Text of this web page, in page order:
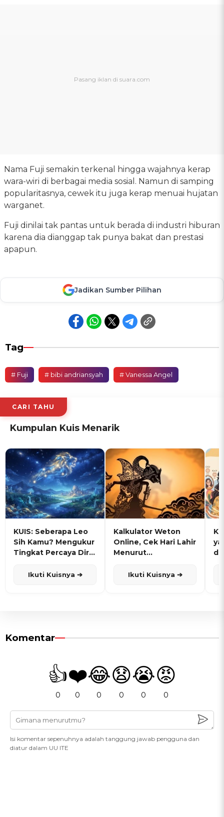
Nama Fuji semakin terkenal hingga wajahnya kerap
wara-wiri di berbagai media sosial. Namun di samping
popularitasnya, cewek itu juga kerap menuai hujatan
warganet.
Fuji dinilai tak pantas untuk berada di industri hiburan
karena dia dianggap tak punya bakat dan prestasi
apapun.
Jadikan Sumber Pilihan
Tag
# Fuji # bibi andriansyah # Vanessa Angel
CARI TAHU
Kumpulan Kuis Menarik
KUIS: Seberapa Leo
Sih Kamu? Mengukur
Tingkat Percaya Diri
Ikuti Kuisnya ➔
Kalkulator Weton
Online, Cek Hari Lahir
Menurut
Ikuti Kuisnya ➔
Komentar
👍
0
❤️
0
😂
0
😧
0
😭
0
😡
0
Isi komentar sepenuhnya adalah tanggung jawab pengguna dan
diatur dalam UU ITE